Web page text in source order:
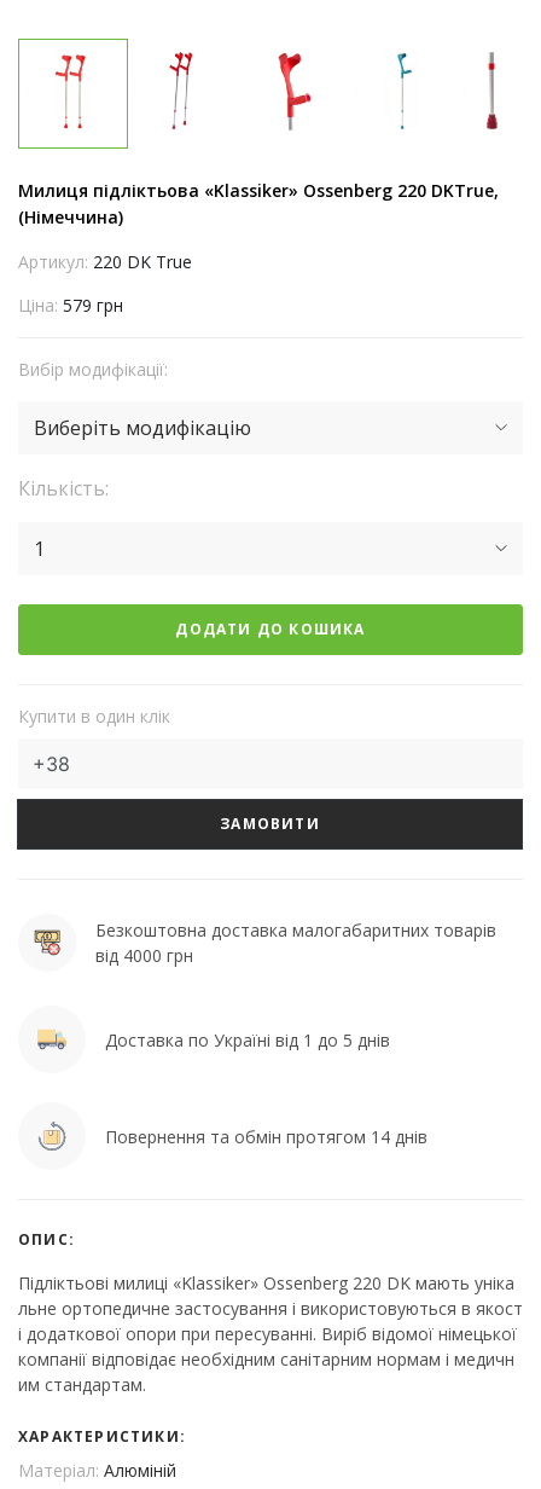
Милиця підліктьова «Klassiker» Ossenberg 220 DKTrue,
(Німеччина)
Артикул: 220 DK True
Ціна: 579 грн
Вибір модифікації:
Виберіть модифікацію
Кількість:
1
ДОДАТИ ДО КОШИКА
Купити в один клік
ЗАМОВИТИ
Безкоштовна доставка малогабаритних товарів
від 4000 грн
Доставка по Україні від 1 до 5 днів
Повернення та обмін протягом 14 днів
ОПИС:
Підліктьові милиці «Klassiker» Ossenberg 220 DK мають уніка
льне ортопедичне застосування і використовуються в якост
і додаткової опори при пересуванні. Виріб відомої німецької
компанії відповідає необхідним санітарним нормам і медичн
им стандартам.
ХАРАКТЕРИСТИКИ:
Матеріал: Алюміній